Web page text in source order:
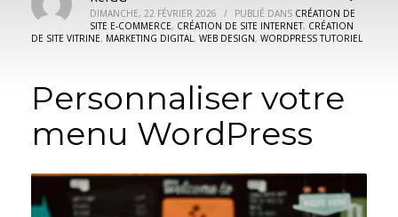
DIMANCHE, 22 FÉVRIER 2026 / PUBLIÉ DANS CRÉATION DE
SITE E-COMMERCE, CRÉATION DE SITE INTERNET, CRÉATION
DE SITE VITRINE, MARKETING DIGITAL, WEB DESIGN, WORDPRESS TUTORIEL
Personnaliser votre
menu WordPress